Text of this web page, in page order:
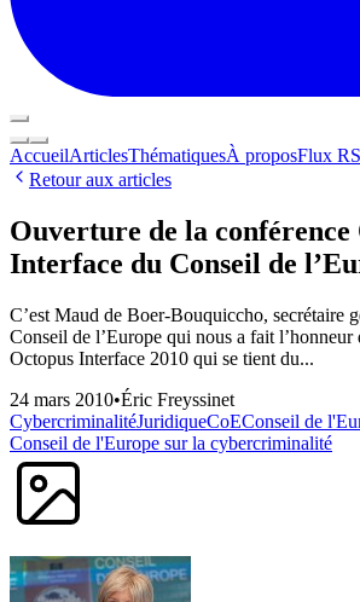
AccueilArticlesThématiquesÀ proposFlux
Retour aux articles
Ouverture de la conférence
Interface du Conseil de
C’est Maud de Boer-Bouquiccho, secrétaire
Conseil de l’Europe qui nous a fait
Octopus Interface 2010 qui se tient du...
24 mars 2010•Éric Freyssinet
CybercriminalitéJuridiqueCoEConseil de
Conseil de l'Europe sur la cybercriminalité